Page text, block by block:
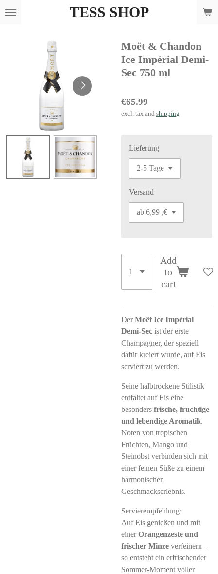
Skip
TESS SHOP
Moët & Chandon
Ice Impérial Demi-
Sec 750 ml
€65.99
excl. tax and shipping
Lieferung
Versand
Add
to
cart
DerMoët Ice Impérial
Demi-Sec ist der erste
Champagner, der speziell
dafür kreiert wurde, auf Eis
serviert zu werden.
Seine halbtrockene Stilistik
entfaltet auf Eis eine
besonders frische, fruchtige
und lebendige Aromatik.
Noten von tropischen
Früchten, Mango und
Steinobst verbinden sich mit
einer feinen Süße zu einem
harmonischen
Geschmackserlebnis.
Servierempfehlung:
Auf Eis genießen und mit
einerOrangenzeste und
frischer Minze verfeinern –
so entsteht ein erfrischender
Sommer-Moment voller